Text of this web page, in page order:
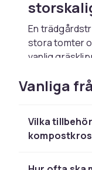
En
stora tomter
vanlig
gräs, samlar
transporterar
för alla
Vanliga
Vilka